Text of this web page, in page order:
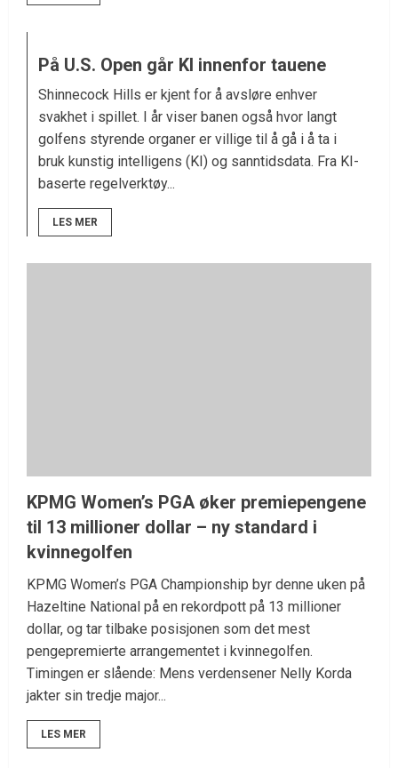
På U.S. Open går KI innenfor tauene
Shinnecock Hills er kjent for å avsløre enhver
svakhet i spillet. I år viser banen også hvor langt
golfens styrende organer er villige til å gå i å ta i
bruk kunstig intelligens (KI) og sanntidsdata. Fra KI-
baserte regelverktøy...
LES MER
KPMG Women’s PGA øker premiepengene
til 13 millioner dollar – ny standard i
kvinnegolfen
KPMG Women’s PGA Championship byr denne uken på
Hazeltine National på en rekordpott på 13 millioner
dollar, og tar tilbake posisjonen som det mest
pengepremierte arrangementet i kvinnegolfen.
Timingen er slående: Mens verdensener Nelly Korda
jakter sin tredje major...
LES MER